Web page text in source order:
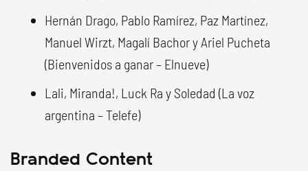
Hernán Drago, Pablo Ramírez, Paz Martínez,
Manuel Wirzt, Magalí Bachor y Ariel Pucheta
(Bienvenidos a ganar – Elnueve)
Lali, Miranda!, Luck Ra y Soledad (La voz
argentina – Telefe)
Branded Content